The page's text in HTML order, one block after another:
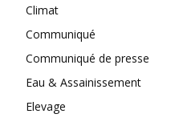
Climat
Communiqué
Communiqué de presse
Eau & Assainissement
Elevage